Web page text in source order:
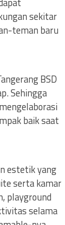
sekitar
teman baru
BSD
Sehingga
baik saat
estetik yang
serta kamar
playground
selama